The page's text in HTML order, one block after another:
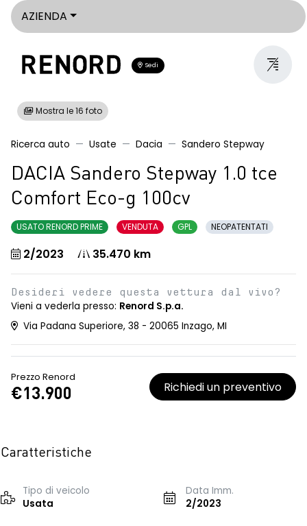
AZIENDA
Sedi
Mostra le 16 foto
Ricerca auto Usate Dacia Sandero Stepway
DACIA Sandero Stepway 1.0 tce
Comfort Eco-g 100cv
USATO RENORD PRIME VENDUTA GPL NEOPATENTATI
2/2023 35.470 km
Desideri vedere questa vettura dal vivo?
Vieni a vederla presso: Renord S.p.a.
Via Padana Superiore, 38 - 20065 Inzago, MI
Prezzo Renord
€13.900 Richiedi un preventivo
Caratteristiche
Tipo di veicolo
Usata
Data Imm.
2/2023